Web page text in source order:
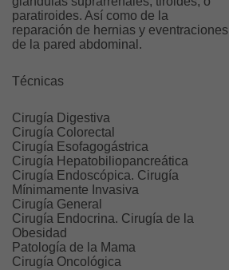
paratiroides. Así como de la
reparación de hernias y eventraciones
de la pared abdominal.
Técnicas
Cirugía Digestiva
Cirugía Colorectal
Cirugía Esofagogástrica
Cirugía Hepatobiliopancreática
Cirugía Endoscópica. Cirugía
Mínimamente Invasiva
Cirugía General
Cirugía Endocrina. Cirugía de la
Obesidad
Patología de la Mama
Cirugía Oncológica